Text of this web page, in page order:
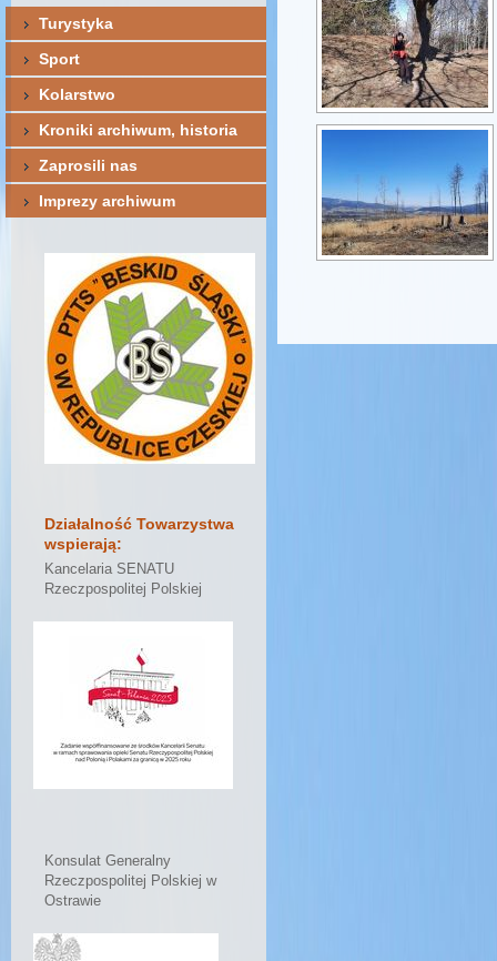
Turystyka
Sport
Kolarstwo
Kroniki archiwum, historia
Zaprosili nas
Imprezy archiwum
Działalność Towarzystwa
wspierają:
Kancelaria SENATU
Rzeczpospolitej Polskiej
Konsulat Generalny
Rzeczpospolitej Polskiej w
Ostrawie